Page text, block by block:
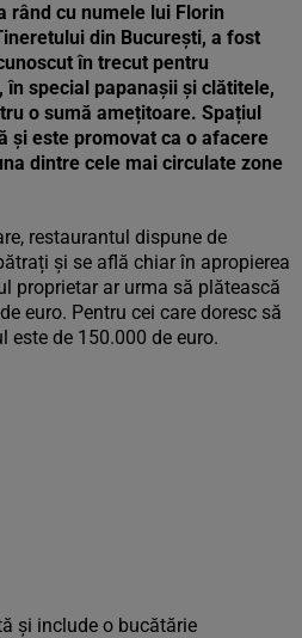
rând cu numele lui Florin
din București, a fost
în trecut pentru
special papanașii și clătitele,
o sumă amețitoare. Spațiul
și este promovat ca o afacere
dintre cele mai circulate zone
restaurantul dispune de
și se află chiar în apropierea
proprietar ar urma să plătească
euro. Pentru cei care doresc să
este de 150.000 de euro.
și include o bucătărie